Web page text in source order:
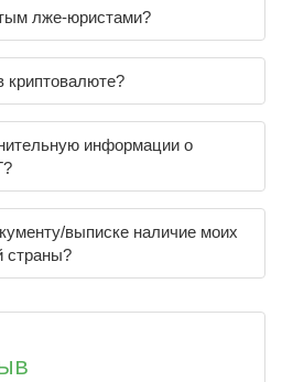
лже-юристами?
криптовалюте?
информации о
выписке наличие моих
страны?